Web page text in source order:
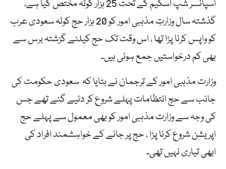
اسپانسر شپ اسکیم کے تحت 25 ہزار کوٹہ مختص کیا ہے،
گذشتہ سال وزارتِ مذہبی امور کو 20 ہزار حج کوٹہ سعودی عرب
کو واپس کرنا پڑا تھا ، اس وقت تک حج کیلئے گزشتہ برس سے
بھی کم درخواستیں جمع ہوئی ہیں۔
وزارت مذہبی امور کے ترجمان نے بتایا کہ سعودی حکومت کی
جانب سے حج انتظامات پہلے شروع کر دئیے گئے تھے جس
کی وجہ سے وزارت مذہبی امور کو بھی معمول سے پہلے حج
اپریشن شروع کرنا پڑا ، حج پر جانے کے خواہشمند افراد کی
ابھی تیاری نہیں تھی۔